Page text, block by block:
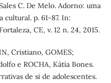
C. De Melo. Adorno: uma
cultural. p. 61-87. In:
CE, v. 12 n. 24, 2015.
Cristiano, GOMES;
e ROCHA, Kátia Bones.
de si de adolescentes.